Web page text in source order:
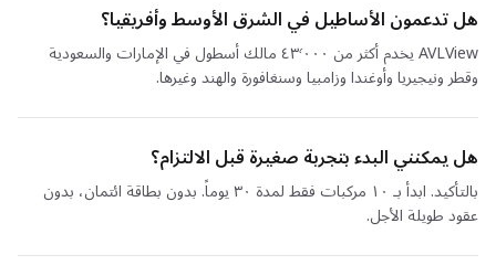
هل تدعمون الأساطيل في الشرق الأوسط وأفريقيا؟
AVLView يخدم أكثر من ٤٣٬٠٠٠ مالك أسطول في الإمارات والسعودية
وقطر ونيجيريا وأوغندا وزامبيا وسنغافورة والهند وغيرها.
هل يمكنني البدء بتجربة صغيرة قبل الالتزام؟
بالتأكيد. ابدأ بـ ١٠ مركبات فقط لمدة ٣٠ يوماً. بدون بطاقة ائتمان، بدون
عقود طويلة الأجل.